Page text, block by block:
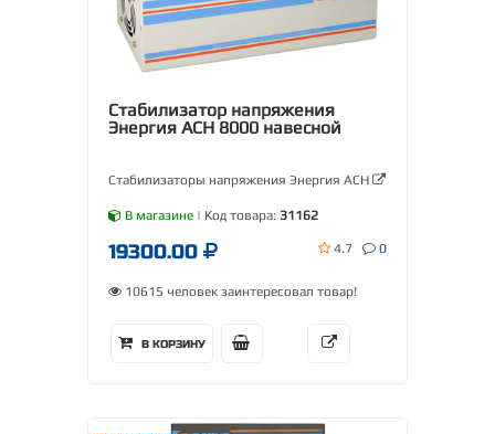
Стабилизатор напряжения
Энергия АСН 8000 навесной
Стабилизаторы напряжения Энергия АСН
В магазине | Код товара: 31162
19300.00 4.7 0
10615 человек заинтересовал товар!
В КОРЗИНУ